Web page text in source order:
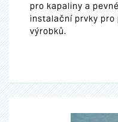
pro kapaliny a
instalační prvky
výrobků.